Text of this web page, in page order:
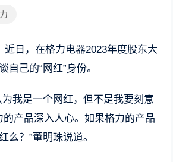
近日，在格力电器2023年度股东大
自己的“网红”身份。
为我是一个网红，但不是我要刻意
的产品深入人心。如果格力的产品
么？”董明珠说道。